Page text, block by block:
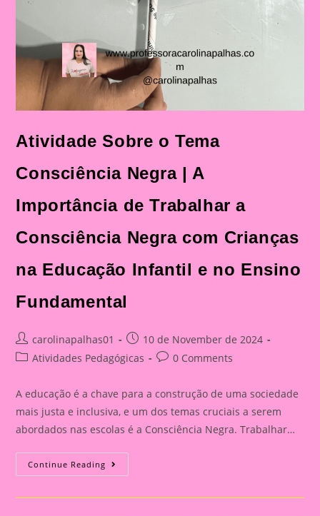
Atividade Sobre o Tema
Consciência Negra | A
Importância de Trabalhar a
Consciência Negra com Crianças
na Educação Infantil e no Ensino
Fundamental
Post
author:
carolinapalhas01
Post
published:
10 de November de 2024
PostAtividades Pedagógicas
Post0 Comments
A educação é a chave para a construção de uma sociedade
mais justa e inclusiva, e um dos temas cruciais a serem
abordados nas escolas é a Consciência Negra. Trabalhar…
Continue Reading Atividade
Sobre